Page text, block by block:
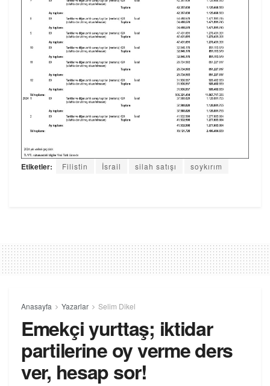
Etiketler: Filistin İsrail silah satışı soykırım
Anasayfa Yazarlar Selim Dikel
Emekçi yurttaş; iktidar
partilerine oy verme ders
ver, hesap sor!